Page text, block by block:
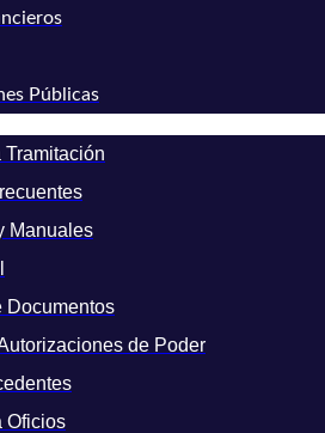
Públicas
Manuales
Documentos
de Poder
Oficios